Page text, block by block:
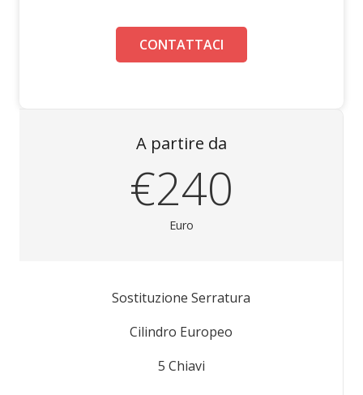
CONTATTACI
A partire da
€240
Euro
Sostituzione Serratura
Cilindro Europeo
5 Chiavi